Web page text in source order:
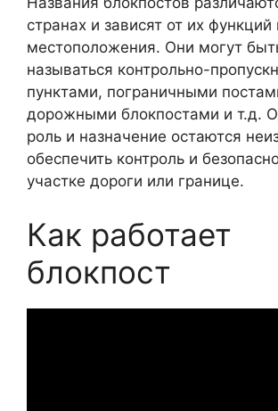
странах и зависят от их функций
местоположения. Они могут
называться контрольно-
пунктами, пограничными
дорожными блокпостами и т.д.
роль и назначение остаются
обеспечить контроль и
участке дороги или границе.
Как работает
блокпост